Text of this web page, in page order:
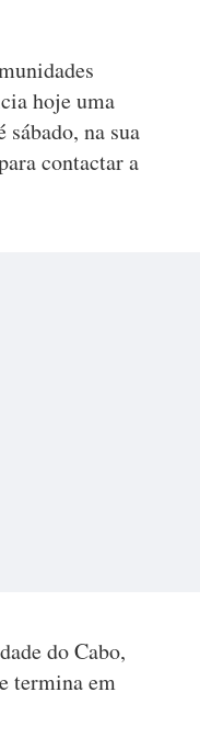
hoje uma
na sua
contactar a
do Cabo,
termina em